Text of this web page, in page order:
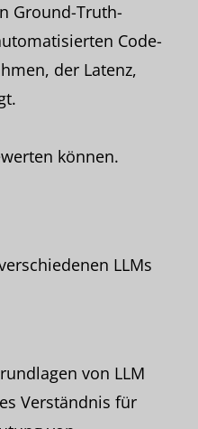
Ground-Truth-
Code-
der Latenz,
können.
LLMs
von LLM
Verständnis für